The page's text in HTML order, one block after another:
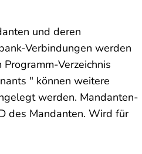
und deren
Verbindungen werden
Verzeichnis
" können weitere
werden. Mandanten-
des Mandanten. Wird für